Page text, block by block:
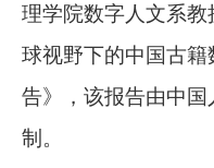
理学院数字人文系
球视野下的中国古
告》，该报告由中
制。